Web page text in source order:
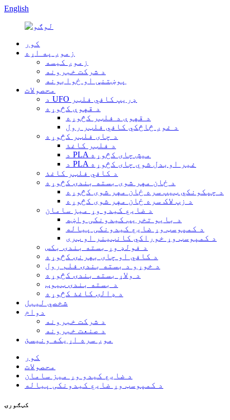
English
کور
زموږ په اړه
زموږ کیسه
د شرکت خبرونه
پوښتنې او ځوابونه
محصولات
د UFO ډریپ کافي فلټر
د قهوې کڅوړه
د قهوې د فلټر کڅوړه
د غوږ څاڅکي کافي فلټر رول
د چای فلټر کڅوړه
د فلټر کاغذ
د PLA میش چای کڅوړه
د PLA غیر اوبدل شوي چای کڅوړه
د کافي فلټر کاغذ
د ځان مهر شوی بسته بندۍ کڅوړه
د چپکونکي ټیپ سره ځان مهر شوی کڅوړه
د زپ لاک سره ځان مهر شوی کڅوړه
د ضایع کیدو وړ میز سامان
د بایو تخریب کیدونکی واښه
د کمپوسټ وړ ضایع کیدونکی پیاله
د کمپوسټ وړ خوراکي کانټینر او ټری
د فولډ وړ بسته بندۍ بکس
د کافي او چای بهرنۍ کڅوړه
د خوړو د بسته بندۍ فلم رول
د ولاړ بسته بندۍ کڅوړه
د بسته بندۍ ټیوب
د ډالۍ کاغذ کڅوړه
شخصي لیبل
دوام
د شرکت خبرونه
د صنعت خبرونه
موږ سره اړیکه ونیسئ
کور
محصولات
د ضایع کیدو وړ میز سامان
د کمپوسټ وړ ضایع کیدونکی پیاله
کټګورۍ